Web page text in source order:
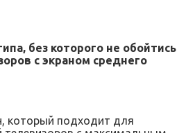
без которого не обойтись
с экраном среднего
который подходит для